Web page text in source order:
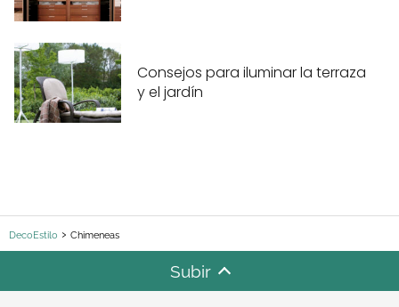
Consejos para iluminar la terraza
y el jardín
DecoEstilo Chimeneas
Subir